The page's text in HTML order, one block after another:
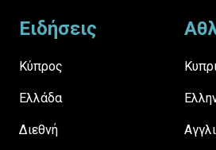
Ειδήσεις
Κύπρος
Ελλάδα
Διεθνή